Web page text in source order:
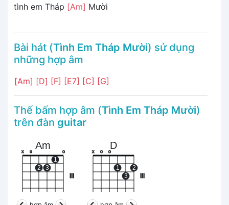
tình em Tháp [Am] Mười
Bài hát (Tình Em Tháp Mười) sử dụng
những hợp âm
[Am] [D] [F] [E7] [C] [G]
Thế bấm hợp âm (Tình Em Tháp Mười)
trên đàn guitar
Am
x o
2 3
1
o
D
x o o
1
3
2